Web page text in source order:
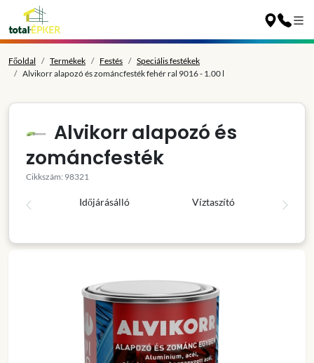
Főoldal Termékek Festés
Speciális festékek
Alvikorr alapozó és zománcfesték fehér ral 9016 - 1.00 l
Alvikorr alapozó és
zománcfesték
Cikkszám: 98321
Időjárásálló Víztaszító